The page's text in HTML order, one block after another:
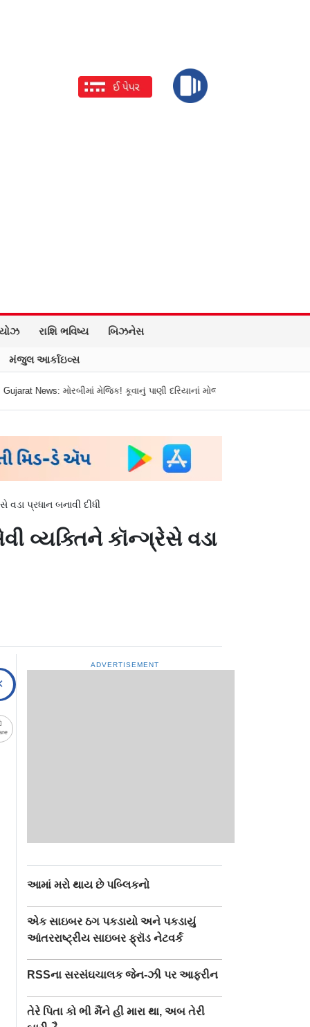
રાશિ ભવિષ્ય બિઝનેસ
મંજુલ આર્કાઇવ્સ
મેજિક! કૂવાનું પાણી દરિયાનાં મોજાંની જેમ ઊછળવા લાગ્યું, શું કહે છે નિષ્ણાતો?
પ્રધાન બનાવી દીધી
વ્યક્તિને કૉન્ગ્રેસે વડા
ADVERTISEMENT
આમાં મરો થાય છે પબ્લિકનો
એક સાઇબર ઠગ પકડાયો અને પકડાયું
આંતરરાષ્ટ્રીય સાઇબર ફ્રૉડ નેટવર્ક
RSSના સરસંઘચાલક જેન-ઝી પર આફરીન
તેરે પિતા કો ભી મૈંને હી મારા થા, અબ તેરી